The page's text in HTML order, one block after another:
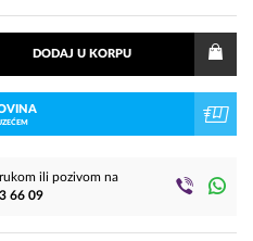
DODAJ U KORPU
ili pozivom na
66 09